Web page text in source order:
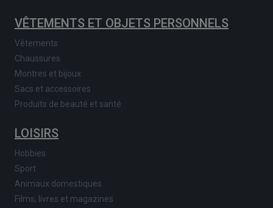
VÊTEMENTS ET OBJETS PERSONNELS
Vêtements
Chaussures
Montres et bijoux
Sacs et accessoires
Produits de beauté et santé
LOISIRS
Hobbies
Sport
Animaux domestiques
Films, livres et magazines